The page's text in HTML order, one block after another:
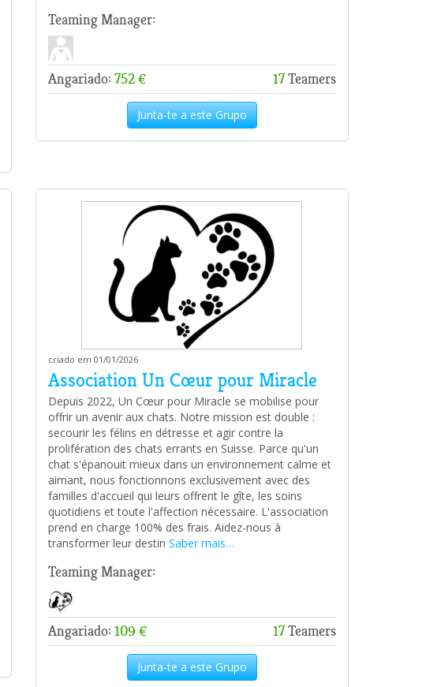
Teaming Manager:
Angariado: 752 € 17Teamers
Junta-te a este Grupo
criado em 01/01/2026
Association Un Cœur pour Miracle
Depuis 2022, Un Cœur pour Miracle se mobilise pour
offrir un avenir aux chats. Notre mission est double :
secourir les félins en détresse et agir contre la
prolifération des chats errants en Suisse. Parce qu'un
chat s'épanouit mieux dans un environnement calme et
aimant, nous fonctionnons exclusivement avec des
familles d'accueil qui leurs offrent le gîte, les soins
quotidiens et toute l'affection nécessaire. L'association
prend en charge 100% des frais. Aidez-nous à
transformer leur destin Saber mais…
Teaming Manager:
Angariado: 109 € 17Teamers
Junta-te a este Grupo